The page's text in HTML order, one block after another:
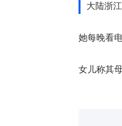
大陆浙
她每晚看
女儿称其